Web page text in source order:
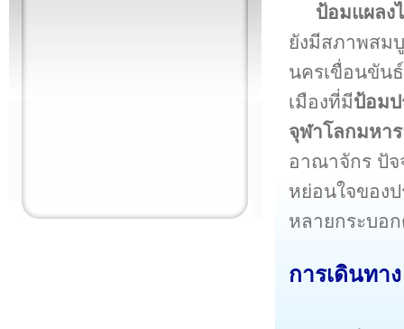
ป้อมแผลง
ยังมีสภาพสม
นครเขื่อนขัน
เมืองที่มีป้อมป
จุฬาโลกมหา
อาณาจักร ปัจ
หย่อนใจของ
หลายกระบอ
การเดินทาง